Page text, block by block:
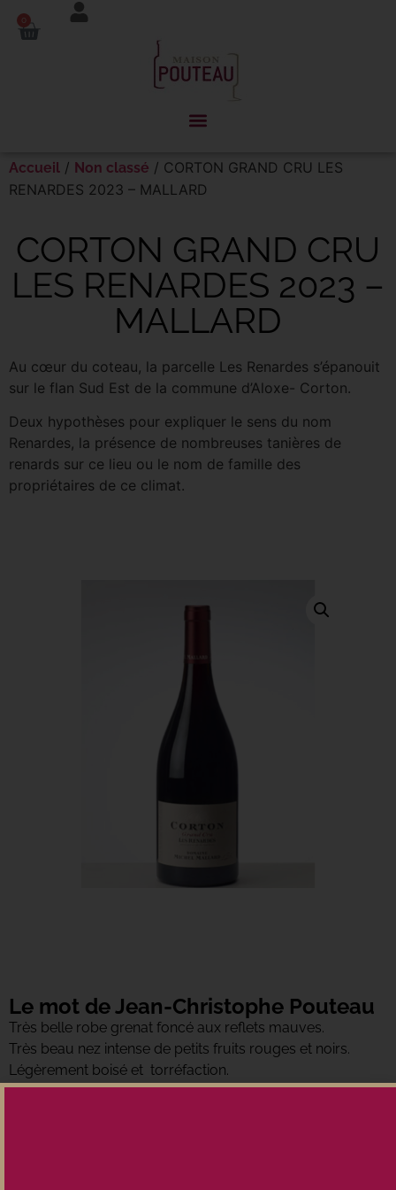
0
Accueil / Non classé / CORTON GRAND CRU LES
RENARDES 2023 – MALLARD
CORTON GRAND CRU
LES RENARDES 2023 –
MALLARD
Au cœur du coteau, la parcelle Les Renardes s’épanouit
sur le flan Sud Est de la commune d’Aloxe- Corton.
Deux hypothèses pour expliquer le sens du nom
Renardes, la présence de nombreuses tanières de
renards sur ce lieu ou le nom de famille des
propriétaires de ce climat.
Le mot de Jean-Christophe Pouteau
Très belle robe grenat foncé aux reflets mauves.
Très beau nez intense de petits fruits rouges et noirs.
Légèrement boisé et torréfaction.
Un très joli volume en bouche, bien charnu. Ample et
Panneau de gestion des cookies